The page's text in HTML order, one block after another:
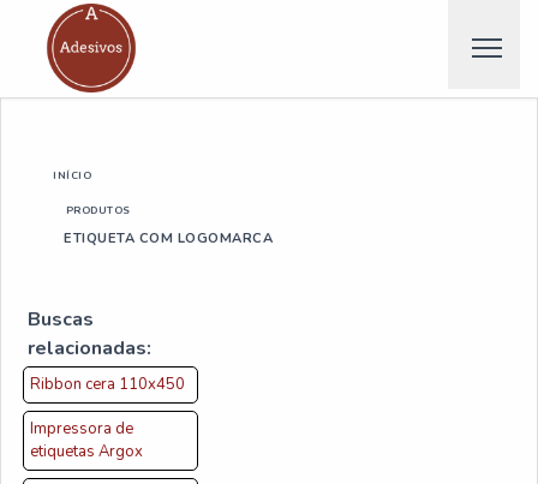
INÍCIO
PRODUTOS
ETIQUETA COM LOGOMARCA
Buscas
relacionadas:
Ribbon cera 110x450
Impressora de
etiquetas Argox